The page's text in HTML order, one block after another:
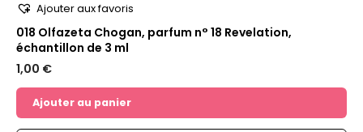
Ajouter aux favoris
018 Olfazeta Chogan, parfum n° 18 Revelation,
échantillon de 3 ml
1,00 €
Ajouter au panier